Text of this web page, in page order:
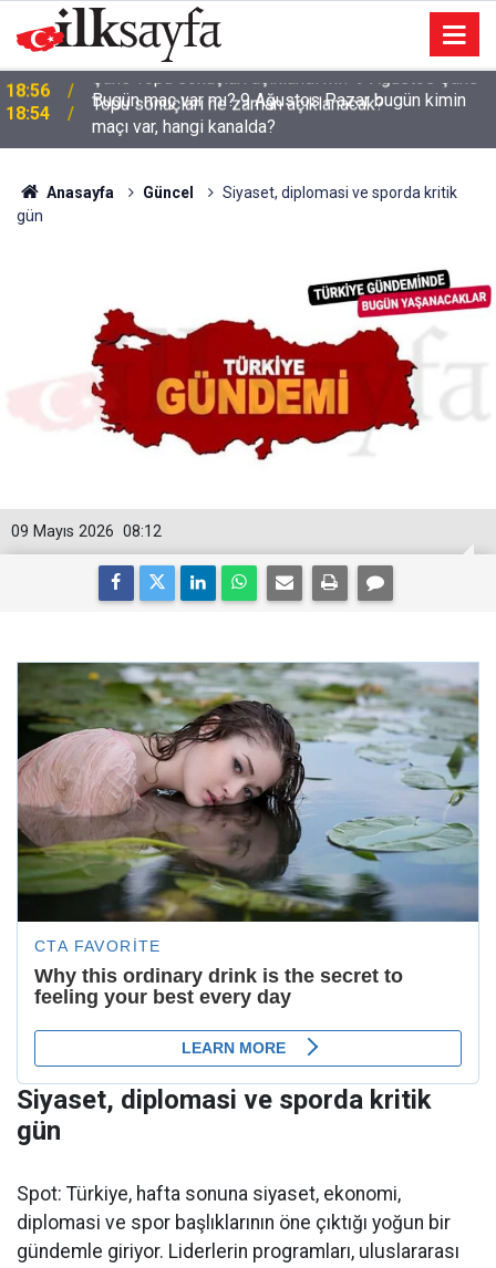
18:54
Bugün maç var mı? 9 Ağustos Pazar bugün kimin
maçı var, hangi kanalda?
Anasayfa Güncel
Siyaset, diplomasi ve sporda kritik
gün
08:12
09 Mayıs 2026
Siyaset, diplomasi ve sporda kritik
gün
Spot: Türkiye, hafta sonuna siyaset, ekonomi,
diplomasi ve spor başlıklarının öne çıktığı yoğun bir
gündemle giriyor. Liderlerin programları, uluslararası